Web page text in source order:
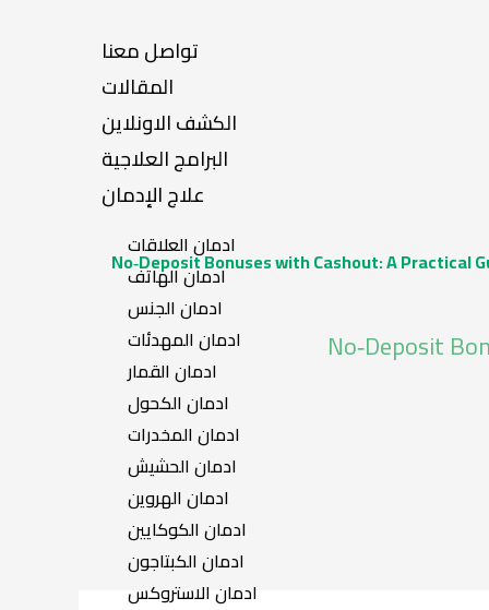
تواصل معنا
المقالات
الكشف الاونلاين
البرامج العلاجية
علاج الإدمان
ادمان العلاقات
ادمان الهاتف
ادمان الجنس
ادمان المهدئات
ادمان القمار
ادمان الكحول
ادمان المخدرات
ادمان الحشيش
ادمان الهروين
ادمان الكوكايين
ادمان الكبتاجون
ادمان الاستروكس
No‑Deposit Bonuses with Cashout: A Practical
No‑Deposit